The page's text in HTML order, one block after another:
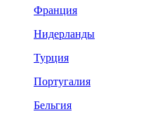
Франция
Нидерланды
Турция
Португалия
Бельгия